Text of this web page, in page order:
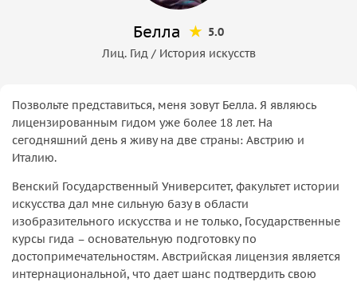
Белла
5.0
Лиц. Гид / История искусств
Позвольте представиться, меня зовут Белла. Я являюсь
лицензированным гидом уже более 18 лет. На
сегодняшний день я живу на две страны: Австрию и
Италию.
Венский Государственный Университет, факультет истории
искусства дал мне сильную базу в области
изобразительного искусства и не только, Государственные
курсы гида – основательную подготовку по
достопримечательностям. Австрийская лицензия является
интернациональной, что дает шанс подтвердить свою